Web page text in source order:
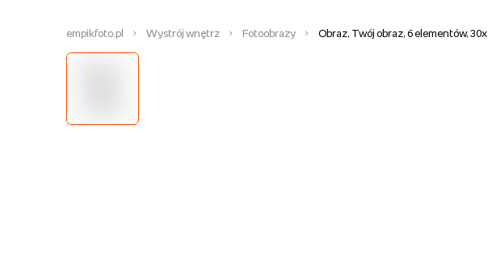
empikfoto.pl Wystrój wnętrz Fotoobrazy Obraz, Twój obraz, 6 elementów,